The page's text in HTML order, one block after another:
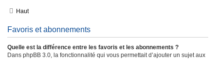
Haut
Favoris et abonnements
Quelle est la différence entre les favoris et les abonnements ?
Dans phpBB 3.0, la fonctionnalité qui vous permettait d’ajouter un sujet aux